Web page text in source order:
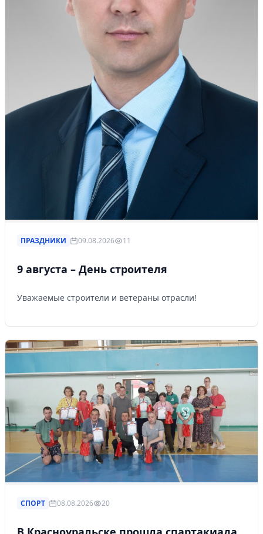
ПРАЗДНИКИ 09.08.2026 11
9 августа – День строителя
Уважаемые строители и ветераны отрасли!
СПОРТ 08.08.2026 20